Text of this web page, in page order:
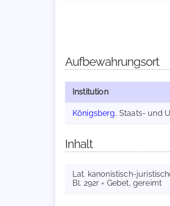
Aufbewahrungsort
Institution
Königsberg, Staats- und
Inhalt
Lat. kanonistisch-
Bl. 292r = Gebet, gereimt